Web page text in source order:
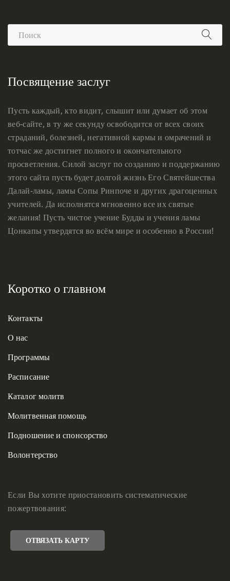
Посвящение заслуг
Пусть каждый, кто видит, слышит или думает об этом
веб-сайте, в ту же секунду освободится от всех своих
страданий, болезней, негативной кармы и омрачений и
тотчас же достигнет полного и окончательного
просветления. Силой заслуг по созданию и поддержанию
этого сайта пусть будет долгой жизнь Его Святейшества
Далай-ламы, ламы Сопы Ринпоче и других драгоценных
учителей. Да исполнятся мгновенно все их святые
желания! Пусть чистое учение Будды и учения ламы
Цонкапы утвердятся во всём мире и особенно в России!
Коротко о главном
Контакты
О нас
Программы
Расписание
Каталог молитв
Молитвенная помощь
Подношение и спонсорство
Волонтерство
Если Вы хотите приостановить систематические
пожертвования:
ОТВЯЗАТЬ КАРТУ